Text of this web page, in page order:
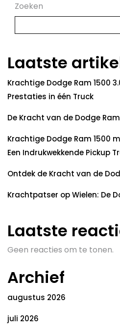
Zoeken
Laatste
Krachtige Dodge Ram 1500
Prestaties in één Truck
De Kracht van de Dodge
Krachtige Dodge Ram 1500
Een Indrukwekkende Pickup
Ontdek de Kracht van de
Krachtpatser op Wielen: De
Laatste
Geen reacties om te tonen.
Archief
augustus 2026
juli 2026